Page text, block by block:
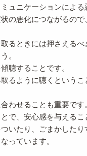
ュニケーションによる
の悪化につながるの
るときには押さえるべ
。
聴することです。
るように聴くというこ
わせることも重要です。
で、安心感を与えるこ
いたり、ごまかした
っています。